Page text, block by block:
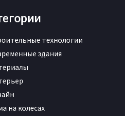
технологии
здания
на колесах